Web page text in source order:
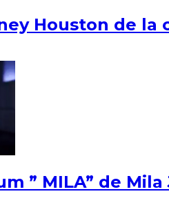
Houston de la
” MILA” de Mila